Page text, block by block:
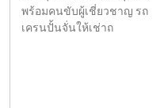
พร้อมคนขับผู้เชี่ยวชาญ รถ
เครนปั้นจั่นให้เช่าถ